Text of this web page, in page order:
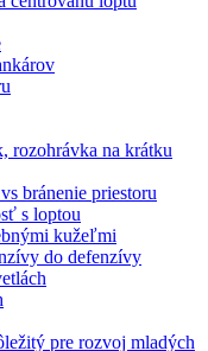
na krátku
bránenie priestoru
s loptou
kužeľmi
do defenzívy
pre rozvoj mladých